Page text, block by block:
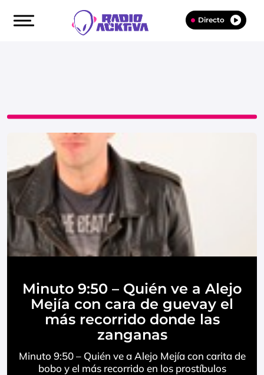
Directo
Minuto 9:50 – Quién ve a Alejo
Mejía con cara de guevay el
más recorrido donde las
zanganas
Minuto 9:50 – Quién ve a Alejo Mejía con carita de
bobo y el más recorrido en los prostíbulos